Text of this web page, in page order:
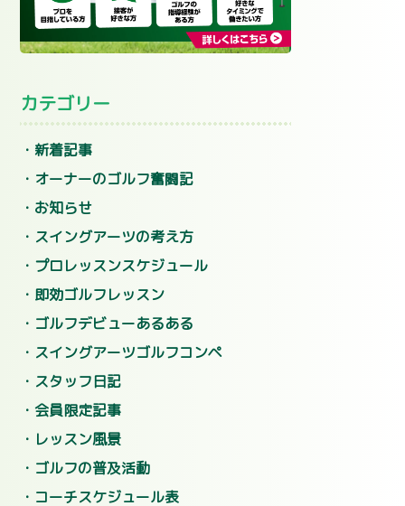
カテゴリー
新着記事
オーナーのゴルフ奮闘記
お知らせ
スイングアーツの考え方
プロレッスンスケジュール
即効ゴルフレッスン
ゴルフデビューあるある
スイングアーツゴルフコンペ
スタッフ日記
会員限定記事
レッスン風景
ゴルフの普及活動
コーチスケジュール表